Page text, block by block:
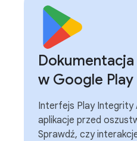
w Google Play
Interfejs Play Integrity
aplikacje przed
Sprawdź, czy